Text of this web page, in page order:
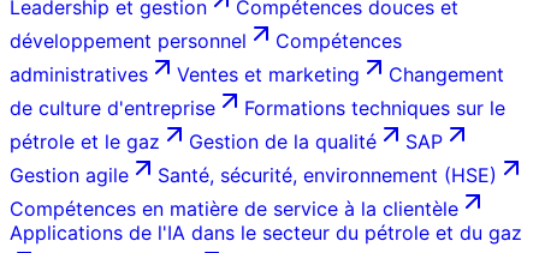
Leadership et gestion
Compétences douces et
développement personnel
Compétences
administratives
Ventes et marketing
Changement
de culture d'entreprise
Formations techniques sur le
pétrole et le gaz
Gestion de la qualité
SAP
Gestion agile
Santé, sécurité, environnement (HSE)
Compétences en matière de service à la clientèle
Applications de l'IA dans le secteur du pétrole et du gaz